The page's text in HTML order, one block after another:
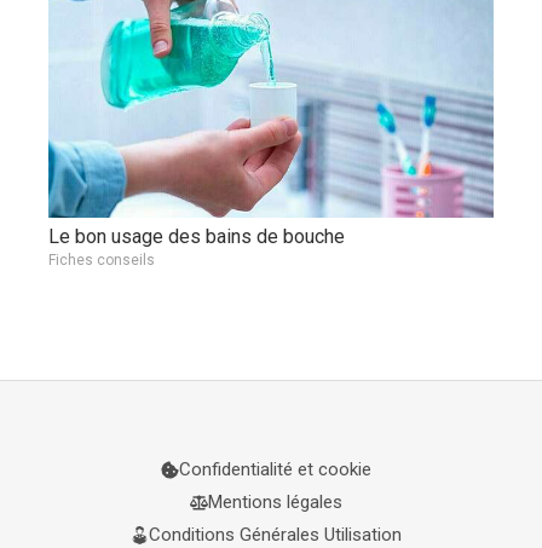
Le bon usage des bains de bouche
Fiches conseils
Confidentialité et cookie
Mentions légales
Conditions Générales Utilisation